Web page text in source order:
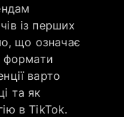
із перших
що означає
формати
варто
та як
в TikTok.